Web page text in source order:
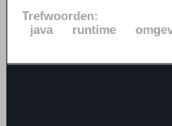
Trefwoorden:
java
runtime